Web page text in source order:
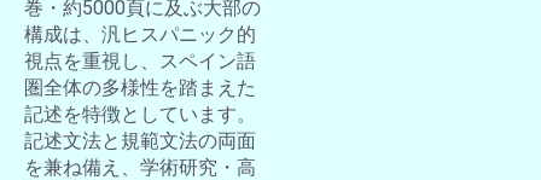
巻・約5000頁に及ぶ大部の
構成は、汎ヒスパニック的
視点を重視し、スペイン語
圏全体の多様性を踏まえた
記述を特徴としています。
記述文法と規範文法の両面
を兼ね備え、学術研究・高